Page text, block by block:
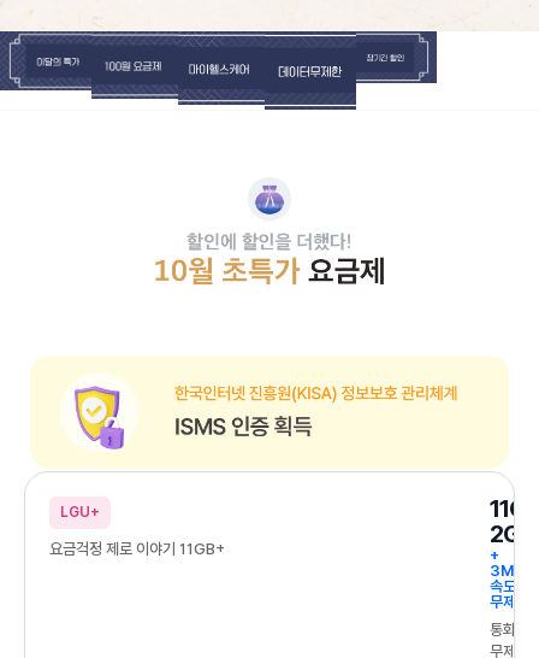
기다림 제로, 개통은 바로! 연휴엔 배송보다 빠른 셀프개통 아직 유심
장기간할인
할인에 할인을 더했다! 10월 초특가 요금제
한국인터넷 진흥원(KISA) 정보보호 관리체계 ISMS 인증 획득
LGU+
요금걱정 제로 이야기 11GB+
2GB
+
속도
무제한
통화
무제한